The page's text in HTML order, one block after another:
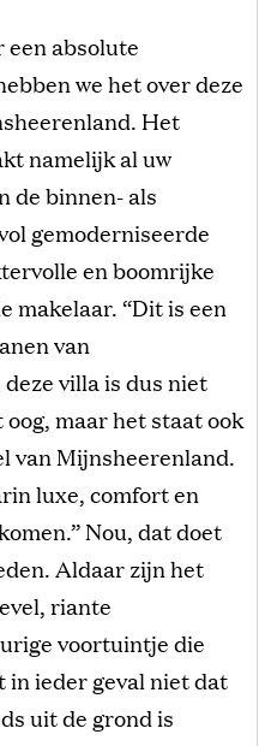
een absolute
we het over deze
Het
namelijk al uw
de binnen- als
gemoderniseerde
en boomrijke
makelaar. “Dit is een
van
villa is dus niet
maar het staat ook
van Mijnsheerenland.
luxe, comfort en
Nou, dat doet
Aldaar zijn het
riante
voortuintje die
in ieder geval niet dat
uit de grond is